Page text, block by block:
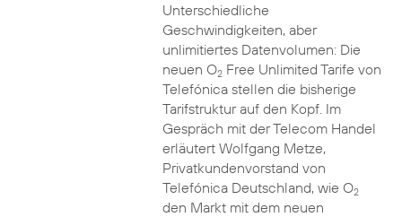
Unterschiedliche
Geschwindigkeiten, aber
unlimitiertes Datenvolumen: Die
neuen O2Free Unlimited Tarife von
Telefónica stellen die bisherige
Tarifstruktur auf den Kopf. Im
Gespräch mit der Telecom Handel
erläutert Wolfgang Metze,
Privatkundenvorstand von
Telefónica Deutschland, wie O2
den Markt mit dem neuen